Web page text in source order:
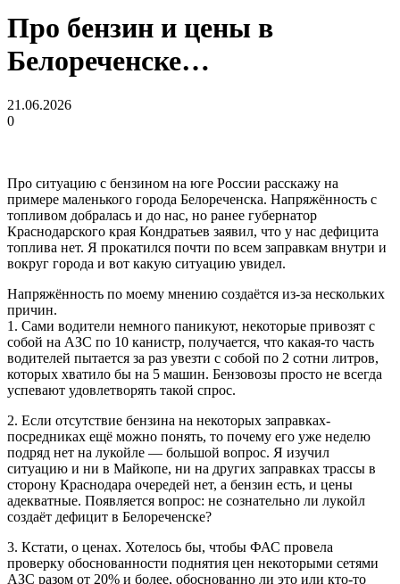
Про бензин и цены в
Белореченске…
21.06.2026
0
Про ситуацию с бензином на юге России расскажу на
примере маленького города Белореченска. Напряжённость с
топливом добралась и до нас, но ранее губернатор
Краснодарского края Кондратьев заявил, что у нас дефицита
топлива нет. Я прокатился почти по всем заправкам внутри и
вокруг города и вот какую ситуацию увидел.
Напряжённость по моему мнению создаётся из-за нескольких
причин.
1. Сами водители немного паникуют, некоторые привозят с
собой на АЗС по 10 канистр, получается, что какая-то часть
водителей пытается за раз увезти с собой по 2 сотни литров,
которых хватило бы на 5 машин. Бензовозы просто не всегда
успевают удовлетворять такой спрос.
2. Если отсутствие бензина на некоторых заправках-
посредниках ещё можно понять, то почему его уже неделю
подряд нет на лукойле — большой вопрос. Я изучил
ситуацию и ни в Майкопе, ни на других заправках трассы в
сторону Краснодара очередей нет, а бензин есть, и цены
адекватные. Появляется вопрос: не сознательно ли лукойл
создаёт дефицит в Белореченске?
3. Кстати, о ценах. Хотелось бы, чтобы ФАС провела
проверку обоснованности поднятия цен некоторыми сетями
АЗС разом от 20% и более, обоснованно ли это или кто-то